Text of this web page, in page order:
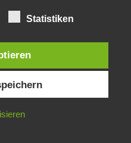
Isdal-Frau –
im Staat
die weitere Nutzung dieser
Cookies zu.
Statistiken